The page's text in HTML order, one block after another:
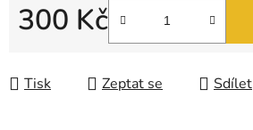
300 Kč
Tisk Zeptat se Sdílet